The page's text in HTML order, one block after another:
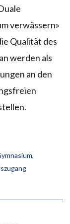
verwässern»
Qualität des
werden als
an den
,